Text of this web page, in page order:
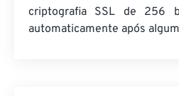
criptografia SSL de 256
automaticamente após